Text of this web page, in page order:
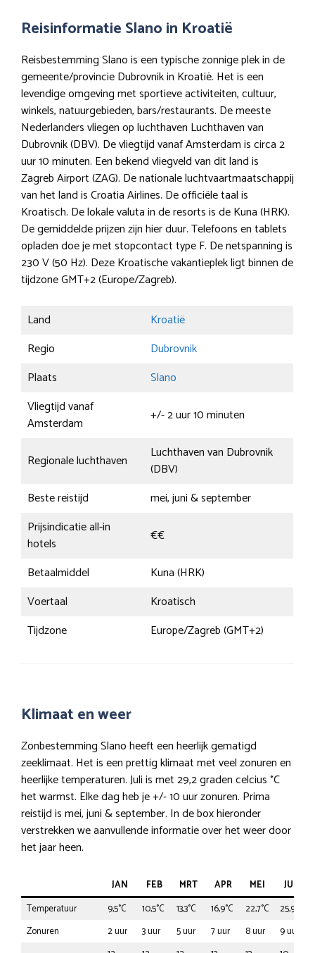
Reisinformatie Slano in Kroatië
Reisbestemming Slano is een typische zonnige plek in de
gemeente/provincie Dubrovnik in Kroatië. Het is een
levendige omgeving met sportieve activiteiten, cultuur,
winkels, natuurgebieden, bars/restaurants. De meeste
Nederlanders vliegen op luchthaven Luchthaven van
Dubrovnik (DBV). De vliegtijd vanaf Amsterdam is circa 2
uur 10 minuten. Een bekend vliegveld van dit land is
Zagreb Airport (ZAG). De nationale luchtvaartmaatschappij
van het land is Croatia Airlines. De officiële taal is
Kroatisch. De lokale valuta in de resorts is de Kuna (HRK).
De gemiddelde prijzen zijn hier duur. Telefoons en tablets
opladen doe je met stopcontact type F. De netspanning is
230 V (50 Hz). Deze Kroatische vakantieplek ligt binnen de
tijdzone GMT+2 (Europe/Zagreb).
Land
Kroatië
Regio
Dubrovnik
Plaats
Slano
Vliegtijd vanaf
Amsterdam
+/- 2 uur 10 minuten
Regionale luchthaven
Luchthaven van Dubrovnik
(DBV)
Beste reistijd
mei, juni & september
Prijsindicatie all-in
hotels
€€
Betaalmiddel
Kuna (HRK)
Voertaal
Kroatisch
Tijdzone
Europe/Zagreb (GMT+2)
Klimaat en weer
Zonbestemming Slano heeft een heerlijk gematigd
zeeklimaat. Het is een prettig klimaat met veel zonuren en
heerlijke temperaturen. Juli is met 29,2 graden celcius °C
het warmst. Elke dag heb je +/- 10 uur zonuren. Prima
reistijd is mei, juni & september. In de box hieronder
verstrekken we aanvullende informatie over het weer door
het jaar heen.
JAN FEB MRT APR MEI
JUN
Temperatuur
9,5°C 10,5°C 13,3°C 16,9°C 22,7°C 25,9°C
Zonuren
2 uur 3 uur 5 uur 7 uur 8 uur 9 uur